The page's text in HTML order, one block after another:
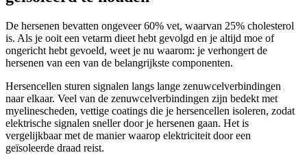
De hersenen bevatten ongeveer 60% vet, waarvan 25% cholesterol
is. Als je ooit een vetarm dieet hebt gevolgd en je altijd moe of
ongericht hebt gevoeld, weet je nu waarom: je verhongert de
hersenen van een van de belangrijkste componenten.
Hersencellen sturen signalen langs lange zenuwcelverbindingen
naar elkaar. Veel van de zenuwcelverbindingen zijn bedekt met
myelinescheden, vettige coatings die je hersencellen isoleren, zodat
elektrische signalen sneller door je hersenen gaan. Het is
vergelijkbaar met de manier waarop elektriciteit door een
geïsoleerde draad reist.